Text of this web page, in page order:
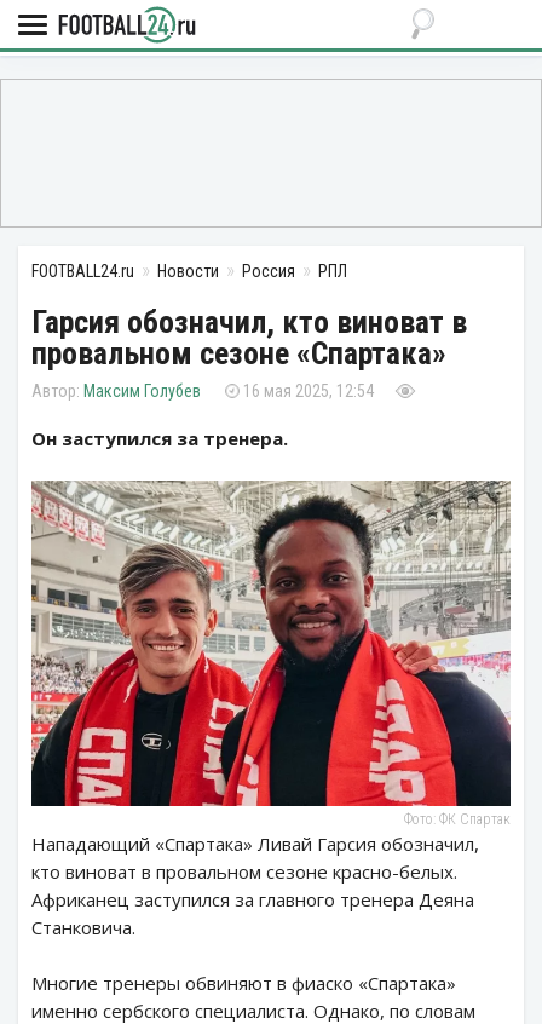
FOOTBALL24.ru Новости Россия РПЛ
Гарсия обозначил, кто виноват в
провальном сезоне «Спартака»
Максим Голубев 16 мая 2025, 12:54
Он заступился за тренера.
Фото: ФК Спартак
Нападающий «Спартака» Ливай Гарсия обозначил,
кто виноват в провальном сезоне красно-белых.
Африканец заступился за главного тренера Деяна
Станковича.
Многие тренеры обвиняют в фиаско «Спартака»
именно сербского специалиста. Однако, по словам